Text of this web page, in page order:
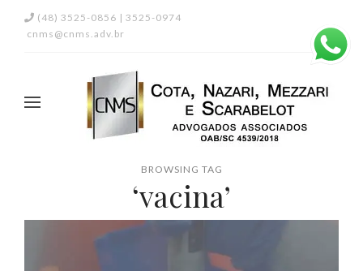
(48) 3525-0856 | 3525-0974
cnms@cnms.adv.br
BROWSING TAG
‘vacina’